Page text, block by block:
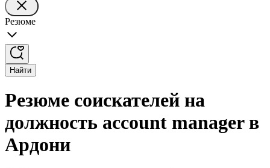
Резюме
Найти
Резюме соискателей на
должность account manager в
Ардони